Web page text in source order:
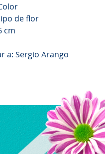
de flor
cm
a: Sergio Arango